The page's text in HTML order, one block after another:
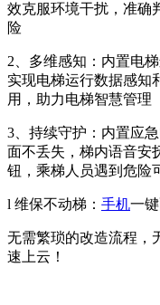
效克服环境干扰，准确
险
2、多维感知：内置电
实现电梯运行数据感知
用，助力电梯智慧管理
3、持续守护：内置应
面不丢失，梯内语音安
钮，乘梯人员遇到危险
l 维保不动梯： 手机一
无需繁琐的改造流程，
速上云！